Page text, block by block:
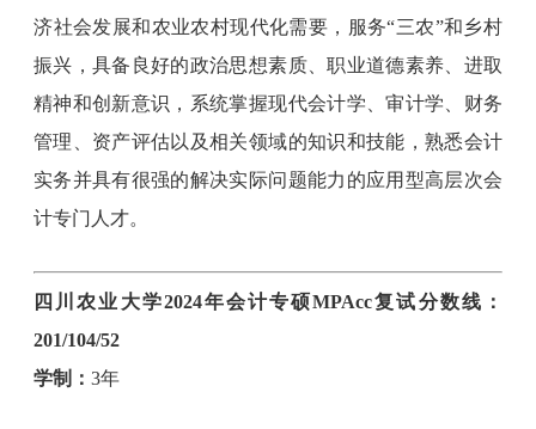
济社会发展和农业农村现代化需要，服务“三农”和乡村
振兴，具备良好的政治思想素质、职业道德素养、进取
精神和创新意识，系统掌握现代会计学、审计学、财务
管理、资产评估以及相关领域的知识和技能，熟悉会计
实务并具有很强的解决实际问题能力的应用型高层次会
计专门人才。
四川农业大学2024年会计专硕MPAcc复试分数线：
201/104/52
学制：3年